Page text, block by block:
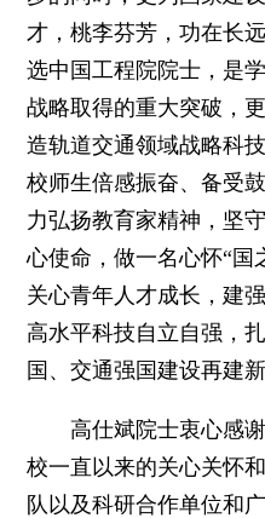
才，桃李芬芳，功在长
选中国工程院院士，是
战略取得的重大突破，
造轨道交通领域战略科
校师生倍感振奋、备受
力弘扬教育家精神，坚
心使命，做一名心怀“国
关心青年人才成长，建
高水平科技自立自强，
国、交通强国建设再建新
高仕斌院士衷心感
校一直以来的关心关怀
队以及科研合作单位和